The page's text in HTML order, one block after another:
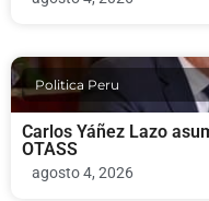
Politica Peru
Carlos Yáñez Lazo
OTASS
agosto 4, 2026